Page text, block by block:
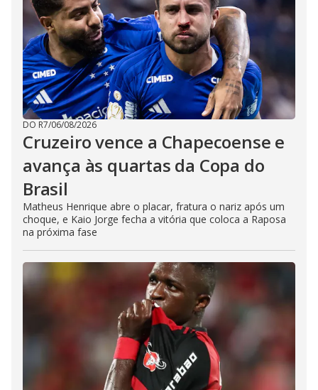
DO R7/06/08/2026
Cruzeiro vence a Chapecoense e
avança às quartas da Copa do
Brasil
Matheus Henrique abre o placar, fratura o nariz após um
choque, e Kaio Jorge fecha a vitória que coloca a Raposa
na próxima fase